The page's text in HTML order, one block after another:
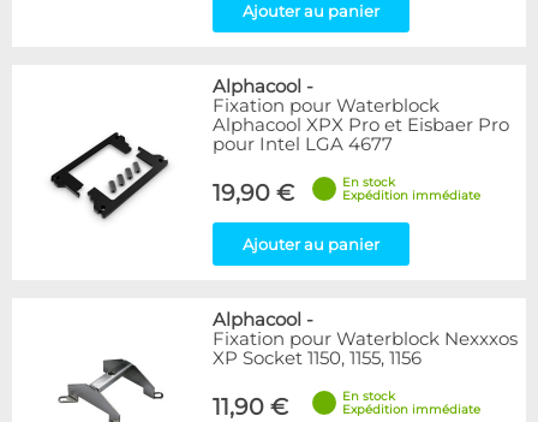
Ajouter au panier
Alphacool -
Fixation pour Waterblock
Alphacool XPX Pro et Eisbaer Pro
pour Intel LGA 4677
19,90 €
En stock
Expédition immédiate
Ajouter au panier
Alphacool -
Fixation pour Waterblock Nexxxos
XP Socket 1150, 1155, 1156
11,90 €
En stock
Expédition immédiate